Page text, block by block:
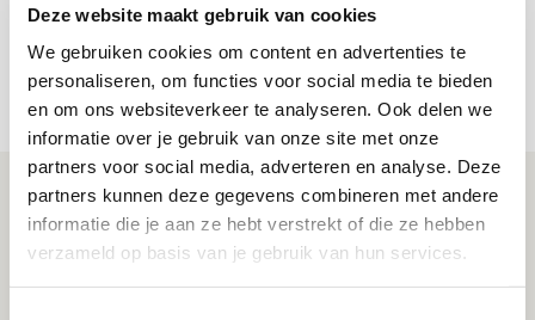
Deze website maakt gebruik van cookies
We gebruiken cookies om content en advertenties te
personaliseren, om functies voor social media te bieden
en om ons websiteverkeer te analyseren. Ook delen we
informatie over je gebruik van onze site met onze
partners voor social media, adverteren en analyse. Deze
partners kunnen deze gegevens combineren met andere
informatie die je aan ze hebt verstrekt of die ze hebben
verzameld op basis van je gebruik van hun services.
Míchels elf: met welke formatie begin
jij aan nieuw eredivisieseizoen?
08 AUGUSTUS 2026 - 11:34
NIEUWS
Spelen bij Jong Ajax of Ajax 1? Dat
maakt Abdalla ‘geen reet’ uit
08 AUGUSTUS 2026 - 10:04
NIEUWS